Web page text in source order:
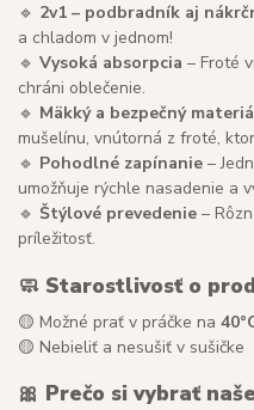
🔹 2v1 – podbradník aj
a chladom v jednom!
🔹 Vysoká absorpcia – Froté
chráni oblečenie.
🔹 Mäkký a bezpečný
mušelínu, vnútorná z froté,
🔹 Pohodlné zapínanie –
umožňuje rýchle nasadenie a
🔹 Štýlové prevedenie –
príležitosť.
🧼 Starostlivosť o
🟡 Možné prať v práčke na
🟡 Nebieliť a nesušiť v sušičke
🎀 Prečo si vybrať